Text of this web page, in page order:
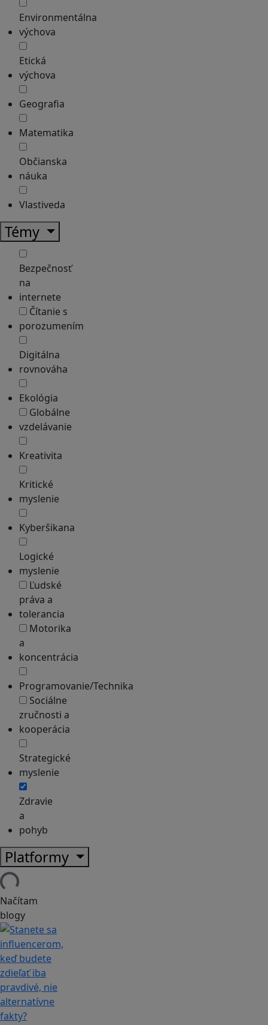
Environmentálna
výchova
Etická
výchova
Geografia
Matematika
Občianska
náuka
Vlastiveda
Témy
Bezpečnosť
na
internete
Čítanie s
porozumením
Digitálna
rovnováha
Ekológia
Globálne
vzdelávanie
Kreativita
Kritické
myslenie
Kyberšikana
Logické
myslenie
Ľudské
práva a
tolerancia
Motorika
a
koncentrácia
Programovanie/Technika
Sociálne
zručnosti a
kooperácia
Strategické
myslenie
Zdravie
a
pohyb
Platformy
Načítam
blogy